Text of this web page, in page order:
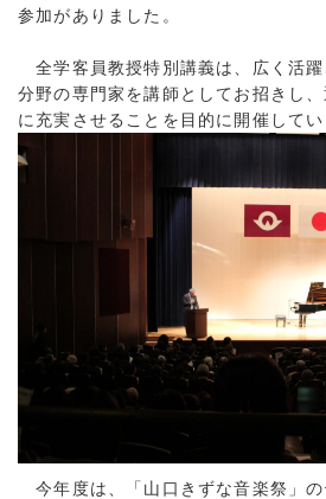
参加がありました。
全学客員教授特別講義は、広く活
分野の専門家を講師としてお招きし
に充実させることを目的に開催してい
今年度は、「山口きずな音楽祭」